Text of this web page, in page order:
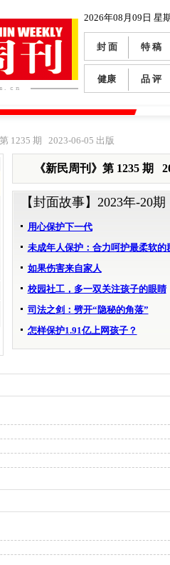
2026年08月09日 星
封 面 特 稿
健康 品 评
1235 期 2023-06-05 出版
《新民周刊》第 1235 期
【封面故事】 2023年-20期
用心保护下一代
未成年人保护：合力呵护最柔软的
如果伤害来自家人
校园社工，多一双关注孩子的眼睛
司法之剑：劈开“隐秘的角落”
怎样保护1.91亿上网孩子？